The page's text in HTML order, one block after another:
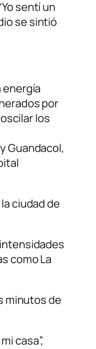
sentí un
se sintió
energía
por
los
Guandacol,
ciudad de
como La
minutos de
casa”,